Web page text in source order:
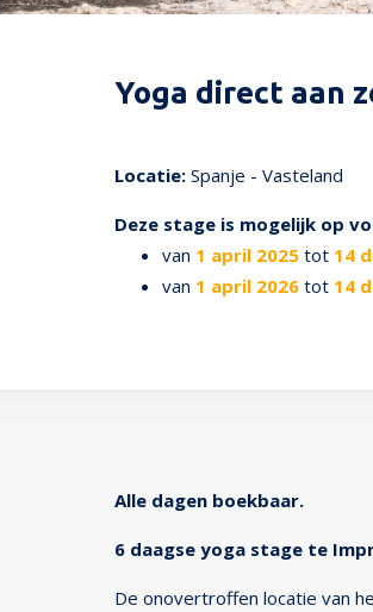
Yoga direct aan
Locatie: Spanje - Vasteland
Deze stage is mogelijk op
van 1 april 2025 tot 14
van 1 april 2026 tot 14
Alle dagen boekbaar.
6 daagse yoga stage te
De onovertroffen locatie van